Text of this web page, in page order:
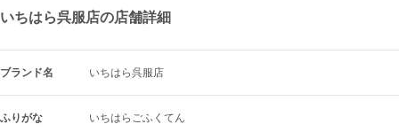
いちはら呉服店の店舗詳細
ブランド名 いちはら呉服店
ふりがな いちはらごふくてん